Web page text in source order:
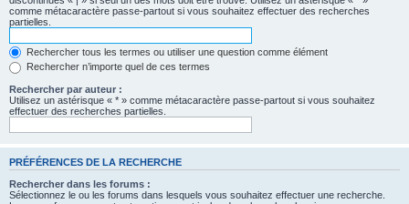
comme métacaractère passe-partout si vous souhaitez effectuer des recherches
partielles.
Rechercher tous les termes ou utiliser une question comme élément
Rechercher n’importe quel de ces termes
Rechercher par auteur :
Utilisez un astérisque « * » comme métacaractère passe-partout si vous souhaitez
effectuer des recherches partielles.
PRÉFÉRENCES DE LA RECHERCHE
Rechercher dans les forums :
Sélectionnez le ou les forums dans lesquels vous souhaitez effectuer une recherche.